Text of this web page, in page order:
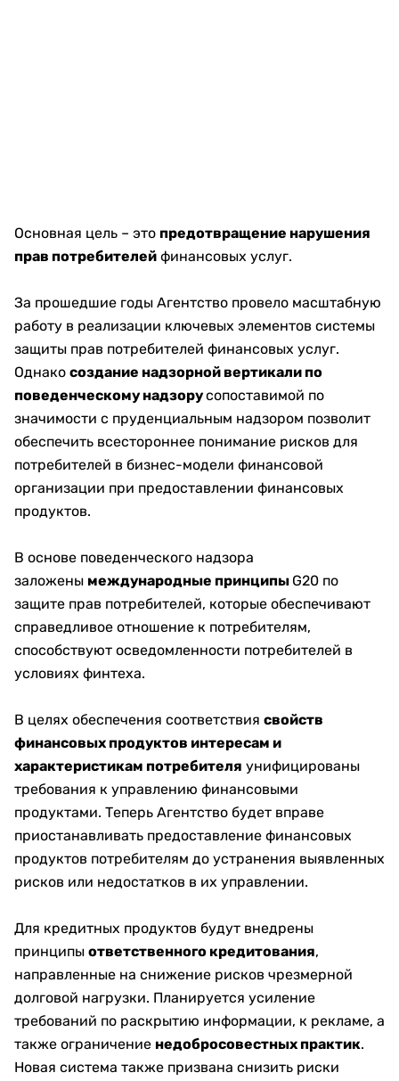
Основная цель – это предотвращение нарушения
прав потребителей финансовых услуг.
За прошедшие годы Агентство провело масштабную
работу в реализации ключевых элементов системы
защиты прав потребителей финансовых услуг.
Однако создание надзорной вертикали по
поведенческому надзорусопоставимой по
значимости с пруденциальным надзором позволит
обеспечить всестороннее понимание рисков для
потребителей в бизнес-модели финансовой
организации при предоставлении финансовых
продуктов.
В основе поведенческого надзора
заложены международные принципы G20 по
защите прав потребителей, которые обеспечивают
справедливое отношение к потребителям,
способствуют осведомленности потребителей в
условиях финтеха.
В целях обеспечения соответствия свойств
финансовых продуктов интересам и
характеристикам потребителя унифицированы
требования к управлению финансовыми
продуктами. Теперь Агентство будет вправе
приостанавливать предоставление финансовых
продуктов потребителям до устранения выявленных
рисков или недостатков в их управлении.
Для кредитных продуктов будут внедрены
принципы ответственного кредитования,
направленные на снижение рисков чрезмерной
долговой нагрузки. Планируется усиление
требований по раскрытию информации, к рекламе, а
также ограничение недобросовестных практик.
Новая система также призвана снизить риски